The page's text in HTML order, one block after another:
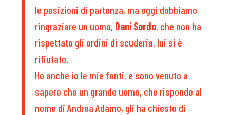
le posizioni di partenza, ma oggi dobbiamo
ringraziare un uomo, Dani Sordo, che non ha
rispettato gli ordini di scuderia, lui si è
rifiutato.
Ho anche io le mie fonti, e sono venuto a
sapere che un grande uomo, che risponde al
nome di Andrea Adamo, gli ha chiesto di